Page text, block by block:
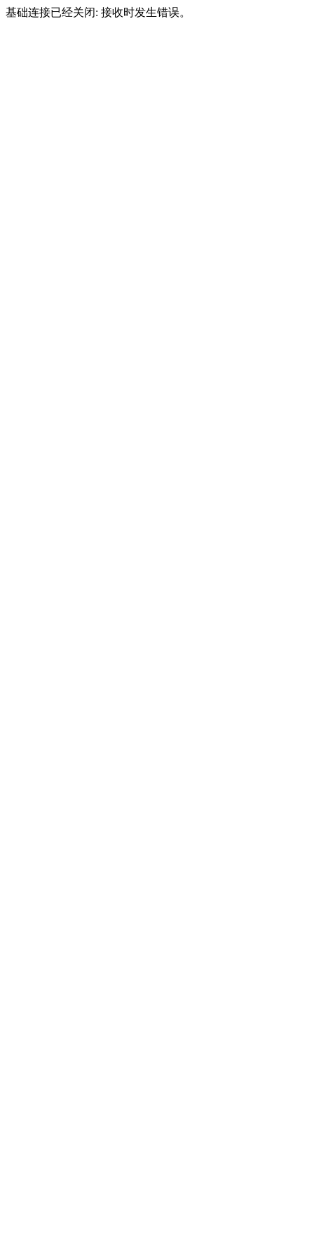
基础连接已经关闭: 接收时发生错误。